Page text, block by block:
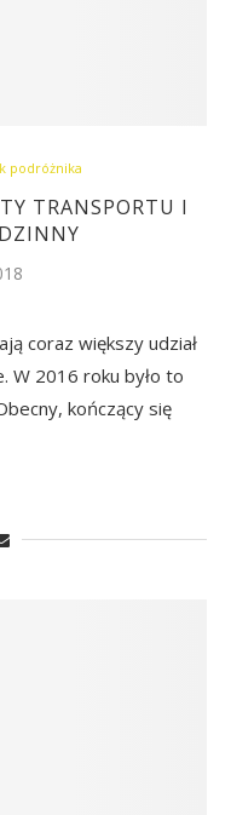
podróżnika
TRANSPORTU I
coraz większy udział
W 2016 roku było to
kończący się